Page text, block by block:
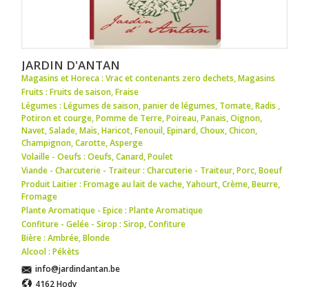
JARDIN D'ANTAN
Magasins et Horeca : Vrac et contenants zero dechets,Magasins
Fruits : Fruits de saison,Fraise
Légumes : Légumes de saison,panier de légumes, Tomate,Radis ,
Potiron et courge,Pomme de Terre,Poireau,Panais,Oignon,
Navet,Salade,Maïs,Haricot,Fenouil,Epinard,Choux,Chicon,
Champignon,Carotte,Asperge
Volaille - Oeufs : Oeufs,Canard,Poulet
Viande - Charcuterie - Traiteur : Charcuterie - Traiteur,Porc,Boeuf
Produit Laitier : Fromage au lait de vache,Yahourt,Crème,Beurre,
Fromage
Plante Aromatique - Epice : Plante Aromatique
Confiture - Gelée - Sirop : Sirop,Confiture
Bière : Ambrée,Blonde
Alcool : Pékèts
info@jardindantan.be
4162 Hody